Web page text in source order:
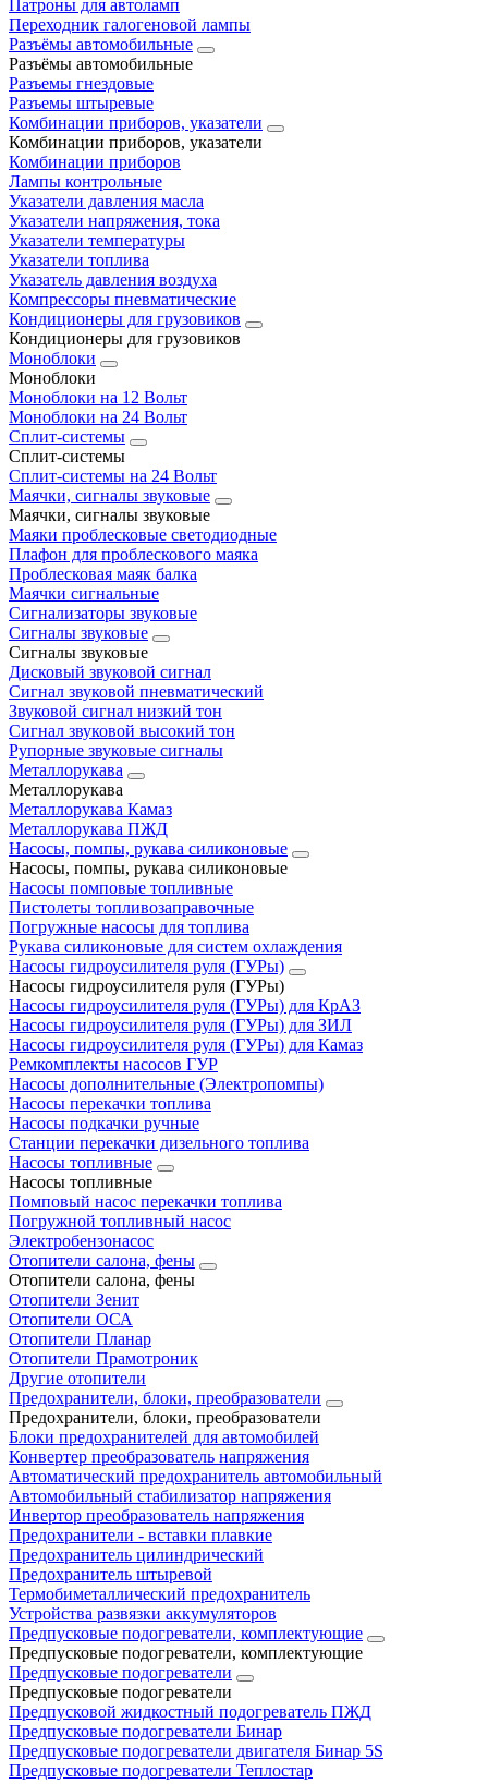
Патроны для автоламп
Переходник галогеновой лампы
Разъёмы автомобильные
Разъёмы автомобильные
Разъемы гнездовые
Разъемы штыревые
Комбинации приборов, указатели
Комбинации приборов, указатели
Комбинации приборов
Лампы контрольные
Указатели давления масла
Указатели напряжения, тока
Указатели температуры
Указатели топлива
Указатель давления воздуха
Компрессоры пневматические
Кондиционеры для грузовиков
Кондиционеры для грузовиков
Моноблоки
Моноблоки
Моноблоки на 12 Вольт
Моноблоки на 24 Вольт
Сплит-системы
Сплит-системы
Сплит‑системы на 24 Вольт
Маячки, сигналы звуковые
Маячки, сигналы звуковые
Маяки проблесковые светодиодные
Плафон для проблескового маяка
Проблесковая маяк балка
Маячки сигнальные
Сигнализаторы звуковые
Сигналы звуковые
Сигналы звуковые
Дисковый звуковой сигнал
Сигнал звуковой пневматический
Звуковой сигнал низкий тон
Сигнал звуковой высокий тон
Рупорные звуковые сигналы
Металлорукава
Металлорукава
Металлорукава Камаз
Металлорукава ПЖД
Насосы, помпы, рукава силиконовые
Насосы, помпы, рукава силиконовые
Насосы помповые топливные
Пистолеты топливозаправочные
Погружные насосы для топлива
Рукава силиконовые для систем охлаждения
Насосы гидроусилителя руля (ГУРы)
Насосы гидроусилителя руля (ГУРы)
Насосы гидроусилителя руля (ГУРы) для КрАЗ
Насосы гидроусилителя руля (ГУРы) для ЗИЛ
Насосы гидроусилителя руля (ГУРы) для Камаз
Ремкомплекты насосов ГУР
Насосы дополнительные (Электропомпы)
Насосы перекачки топлива
Насосы подкачки ручные
Станции перекачки дизельного топлива
Насосы топливные
Насосы топливные
Помповый насос перекачки топлива
Погружной топливный насос
Электробензонасос
Отопители салона, фены
Отопители салона, фены
Отопители Зенит
Отопители ОСА
Отопители Планар
Отопители Прамотроник
Другие отопители
Предохранители, блоки, преобразователи
Предохранители, блоки, преобразователи
Блоки предохранителей для автомобилей
Конвертер преобразователь напряжения
Автоматический предохранитель автомобильный
Автомобильный стабилизатор напряжения
Инвертор преобразователь напряжения
Предохранители - вставки плавкие
Предохранитель цилиндрический
Предохранитель штыревой
Термобиметаллический предохранитель
Устройства развязки аккумуляторов
Предпусковые подогреватели, комплектующие
Предпусковые подогреватели, комплектующие
Предпусковые подогреватели
Предпусковые подогреватели
Предпусковой жидкостный подогреватель ПЖД
Предпусковые подогреватели Бинар
Предпусковые подогреватели двигателя Бинар 5S
Предпусковые подогреватели Теплостар